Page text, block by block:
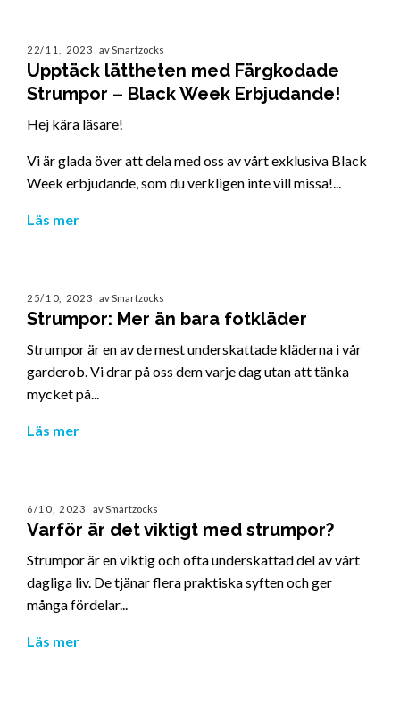
22/11, 2023 av Smartzocks
Upptäck lättheten med Färgkodade
Strumpor – Black Week Erbjudande!
Hej kära läsare!
Vi är glada över att dela med oss av vårt exklusiva Black
Week erbjudande, som du verkligen inte vill missa!...
Läs mer
25/10, 2023 av Smartzocks
Strumpor: Mer än bara fotkläder
Strumpor är en av de mest underskattade kläderna i vår
garderob. Vi drar på oss dem varje dag utan att tänka
mycket på...
Läs mer
6/10, 2023 av Smartzocks
Varför är det viktigt med strumpor?
Strumpor är en viktig och ofta underskattad del av vårt
dagliga liv. De tjänar flera praktiska syften och ger
många fördelar...
Läs mer